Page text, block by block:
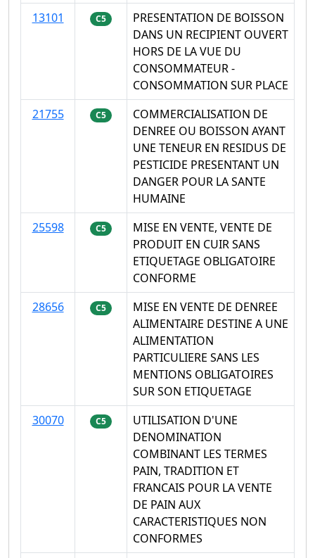
13101
C5
PRESENTATION DE BOISSON
DANS UN RECIPIENT OUVERT
HORS DE LA VUE DU
CONSOMMATEUR -
CONSOMMATION SUR PLACE
21755
C5
COMMERCIALISATION DE
DENREE OU BOISSON AYANT
UNE TENEUR EN RESIDUS DE
PESTICIDE PRESENTANT UN
DANGER POUR LA SANTE
HUMAINE
25598
C5
MISE EN VENTE, VENTE DE
PRODUIT EN CUIR SANS
ETIQUETAGE OBLIGATOIRE
CONFORME
28656
C5
MISE EN VENTE DE DENREE
ALIMENTAIRE DESTINE A UNE
ALIMENTATION
PARTICULIERE SANS LES
MENTIONS OBLIGATOIRES
SUR SON ETIQUETAGE
30070
C5
UTILISATION D'UNE
DENOMINATION
COMBINANT LES TERMES
PAIN, TRADITION ET
FRANCAIS POUR LA VENTE
DE PAIN AUX
CARACTERISTIQUES NON
CONFORMES